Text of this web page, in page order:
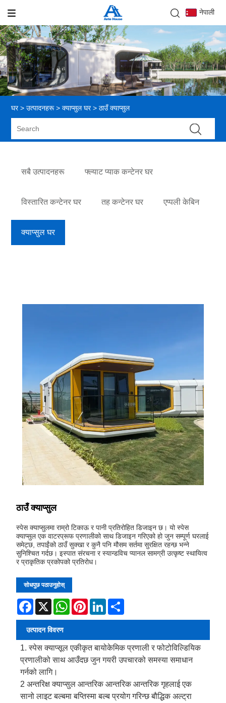
नेपाली
घर > उत्पादनहरू>क्याप्सुल घर> ठाउँ क्याप्सुल
सबै उत्पादनहरू फ्ल्याट प्याक कन्टेनर घर
विस्तारित कन्टेनर घर तह कन्टेनर घर एप्पली केबिन
क्याप्सुल घर
ठाउँ क्याप्सुल
स्पेस क्याप्सुलमा राम्रो टिकाऊ र पानी प्रतिरोहित डिजाइन छ। यो स्पेस
क्याप्सुल एक वाटरप्रूफ प्रणालीको साथ डिजाइन गरिएको हो जुन सम्पूर्ण घरलाई
समेट्छ, तपाईंको ठाउँ सुक्खा र कुनै पनि मौसम सर्तमा सुरक्षित रहन्छ भन्ने
सुनिश्चित गर्दछ। इस्पात संरचना र स्यान्डविच प्यानल सामग्री उत्कृष्ट स्थायित्व
र प्राकृतिक प्रकोपको प्रतिरोध।
सोधपुछ पठाउनुहोस्
Facebook
X WhatsAppPinterestLinkedIn
उत्पादन विवरण
1. स्पेस क्याप्सूल एकीकृत बायोकेमिक प्रणाली र फोटोविल्डियिक
प्रणालीको साथ आउँदछ जुन गयरी उपचारको समस्या समाधान
गर्नको लागि।
2 अन्तरिक्ष क्याप्सुल आन्तरिक आन्तरिक आन्तरिक गृहलाई एक
सानो लाइट बल्बमा बप्तिस्मा बल्ब प्रयोग गरिन्छ बौद्धिक अल्ट्रा